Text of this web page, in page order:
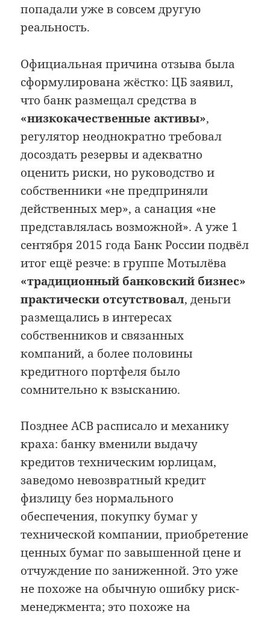
попадали уже в совсем другую
реальность.
Официальная причина отзыва была
сформулирована жёстко: ЦБ заявил,
что банк размещал средства в
«низкокачественные активы»,
регулятор неоднократно требовал
досоздать резервы и адекватно
оценить риски, но руководство и
собственники «не предприняли
действенных мер», а санация «не
представлялась возможной». А уже 1
сентября 2015 года Банк России подвёл
итог ещё резче: в группе Мотылёва
«традиционный банковский бизнес»
практически отсутствовал, деньги
размещались в интересах
собственников и связанных
компаний, а более половины
кредитного портфеля было
сомнительно к взысканию.
Позднее АСВ расписало и механику
краха: банку вменили выдачу
кредитов техническим юрлицам,
заведомо невозвратный кредит
физлицу без нормального
обеспечения, покупку бумаг у
технической компании, приобретение
ценных бумаг по завышенной цене и
отчуждение по заниженной. Это уже
не похоже на обычную ошибку риск-
менеджмента; это похоже на